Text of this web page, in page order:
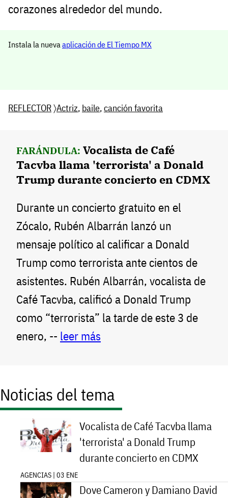
corazones alrededor del mundo.
Instala la nuevaaplicación de El Tiempo MX
REFLECTOR〉Actriz, baile,canción favorita
FARÁNDULA: Vocalista de Café
Tacvba llama 'terrorista' a Donald
Trump durante concierto en CDMX
Durante un concierto gratuito en el
Zócalo, Rubén Albarrán lanzó un
mensaje político al calificar a Donald
Trump como terrorista ante cientos de
asistentes. Rubén Albarrán, vocalista de
Café Tacvba, calificó a Donald Trump
como “terrorista” la tarde de este 3 de
enero, -- leer más
Noticias del tema
Vocalista de Café Tacvba llama
'terrorista' a Donald Trump
durante concierto en CDMX
AGENCIAS | 03 ENE
Dove Cameron y Damiano David